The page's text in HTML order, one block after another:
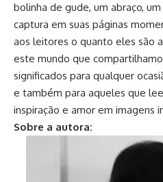
bolinha de gude, um abraço,
captura em suas páginas
aos leitores o quanto eles são
este mundo que
significados para qualquer
e também para aqueles que
inspiração e amor em imagens
Sobre a autora: